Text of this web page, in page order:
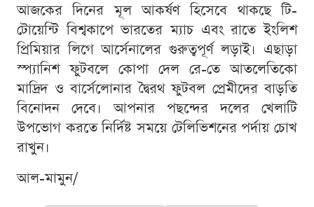
আজকের দিনের মূল আকর্ষণ হিসেবে থাকছে টি-
টোয়েন্টি বিশ্বকাপে ভারতের ম্যাচ এবং রাতে ইংলিশ
প্রিমিয়ার লিগে আর্সেনালের গুরুত্বপূর্ণ লড়াই। এছাড়া
স্প্যানিশ ফুটবলে কোপা দেল রে-তে আতলেতিকো
মাদ্রিদ ও বার্সেলোনার দ্বৈরথ ফুটবল প্রেমীদের বাড়তি
বিনোদন দেবে। আপনার পছন্দের দলের খেলাটি
উপভোগ করতে নির্দিষ্ট সময়ে টেলিভিশনের পর্দায় চোখ
রাখুন।
আল-মামুন/